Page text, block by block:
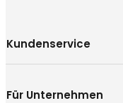
Kundenservice
Für Unternehmen